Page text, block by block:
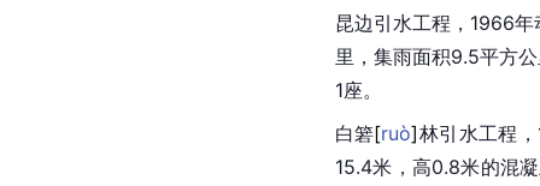
昆边引水工程，1966
里，集雨面积9.5平方
1座。
白箬[ruò]林引水工程
15.4米，高0.8米的混